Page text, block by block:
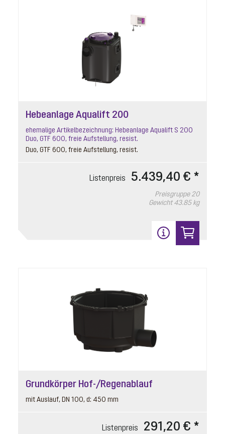
Hebeanlage Aqualift 200
ehemalige Artikelbezeichnung: Hebeanlage Aqualift S 200
Duo, GTF 600, freie Aufstellung, resist.
Duo, GTF 600, freie Aufstellung, resist.
Listenpreis 5.439,40 € *
Preisgruppe 20
Gewicht 43.85 kg
Grundkörper Hof-/Regenablauf
mit Auslauf, DN 100, d: 450 mm
Listenpreis 291,20 € *